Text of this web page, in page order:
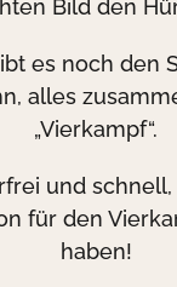
Bild den
es noch den
alles
„Vierkampf“.
und schnell,
für den
haben!